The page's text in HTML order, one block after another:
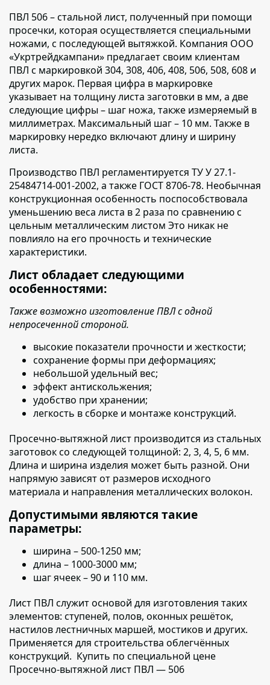
ПВЛ 506 – стальной лист, полученный при помощи
просечки, которая осуществляется специальными
ножами, с последующей вытяжкой. Компания ООО
«Укртрейдкампани» предлагает своим клиентам
ПВЛ с маркировкой 304, 308, 406, 408, 506, 508, 608 и
других марок. Первая цифра в маркировке
указывает на толщину листа заготовки в мм, а две
следующие цифры – шаг ножа, также измеряемый в
миллиметрах. Максимальный шаг – 10 мм. Также в
маркировку нередко включают длину и ширину
листа.
Производство ПВЛ регламентируется ТУ У 27.1-
25484714-001-2002, а также ГОСТ 8706-78. Необычная
конструкционная особенность поспособствовала
уменьшению веса листа в 2 раза по сравнению с
цельным металлическим листом Это никак не
повлияло на его прочность и технические
характеристики.
Лист обладает следующими
особенностями:
Также возможно изготовление ПВЛ с одной
непросеченной стороной.
высокие показатели прочности и жесткости;
сохранение формы при деформациях;
небольшой удельный вес;
эффект антискольжения;
удобство при хранении;
легкость в сборке и монтаже конструкций.
Просечно-вытяжной лист производится из стальных
заготовок со следующей толщиной: 2, 3, 4, 5, 6 мм.
Длина и ширина изделия может быть разной. Они
напрямую зависят от размеров исходного
материала и направления металлических волокон.
Допустимыми являются такие
параметры:
ширина – 500-1250 мм;
длина – 1000-3000 мм;
шаг ячеек– 90 и 110 мм.
Лист ПВЛ служит основой для изготовления таких
элементов: ступеней, полов, оконных решёток,
настилов лестничных маршей, мостиков и других.
Применяется для строительства облегчённых
конструкций. Купить по специальной цене
Просечно-вытяжной лист ПВЛ — 506